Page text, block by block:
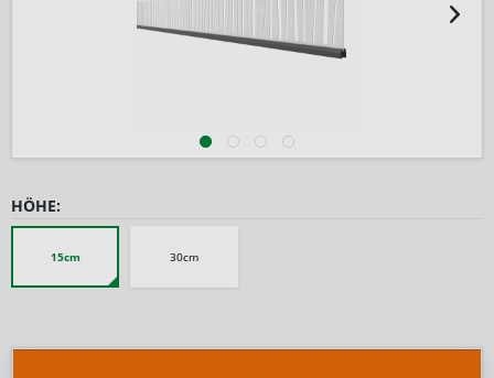
HÖHE:
15cm 30cm